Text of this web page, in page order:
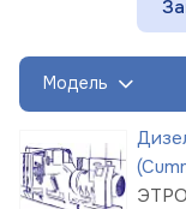
Модель
ЭТРО